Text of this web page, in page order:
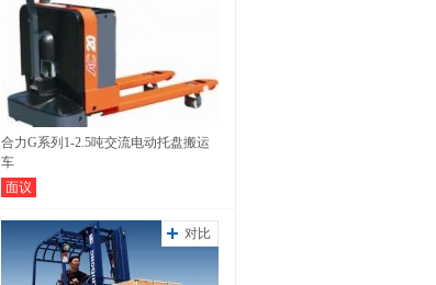
合力G系列1-2.5吨交流电动托盘搬运
车
面议
对比